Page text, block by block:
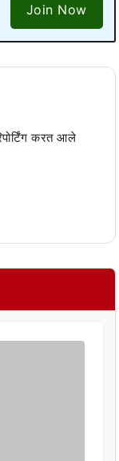
Join Now
करत आले